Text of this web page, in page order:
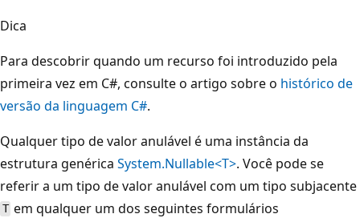
Dica
Para descobrir quando um recurso foi introduzido pela
primeira vez em C#, consulte o artigo sobre o histórico de
versão da linguagem C#.
Qualquer tipo de valor anulável é uma instância da
estrutura genérica System.Nullable<T>. Você pode se
referir a um tipo de valor anulável com um tipo subjacente
T em qualquer um dos seguintes formulários